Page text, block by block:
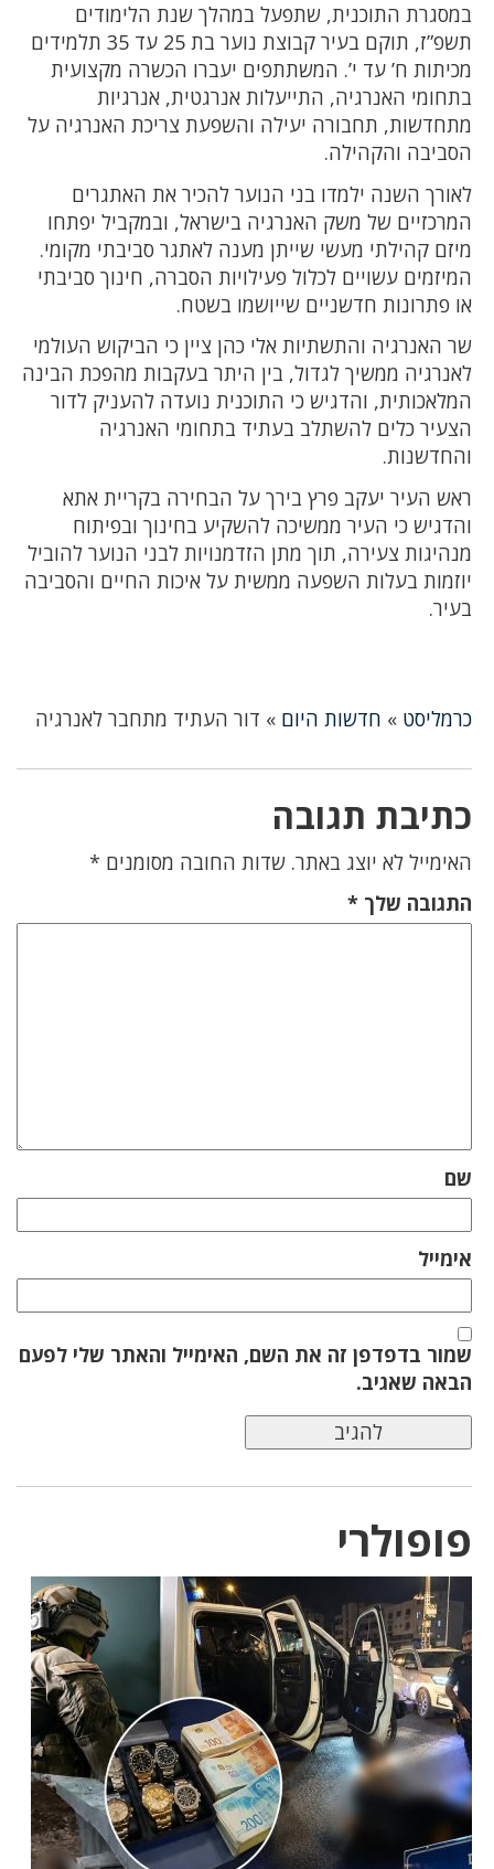
במסגרת התוכנית, שתפעל במהלך שנת הלימודים
תשפ”ז, תוקם בעיר קבוצת נוער בת 25 עד 35 תלמידים
מכיתות ח’ עד י’. המשתתפים יעברו הכשרה מקצועית
בתחומי האנרגיה, התייעלות אנרגטית, אנרגיות
מתחדשות, תחבורה יעילה והשפעת צריכת האנרגיה על
הסביבה והקהילה.
לאורך השנה ילמדו בני הנוער להכיר את האתגרים
המרכזיים של משק האנרגיה בישראל, ובמקביל יפתחו
מיזם קהילתי מעשי שייתן מענה לאתגר סביבתי מקומי.
המיזמים עשויים לכלול פעילויות הסברה, חינוך סביבתי
או פתרונות חדשניים שייושמו בשטח.
שר האנרגיה והתשתיות אלי כהן ציין כי הביקוש העולמי
לאנרגיה ממשיך לגדול, בין היתר בעקבות מהפכת הבינה
המלאכותית, והדגיש כי התוכנית נועדה להעניק לדור
הצעיר כלים להשתלב בעתיד בתחומי האנרגיה
והחדשנות.
ראש העיר יעקב פרץ בירך על הבחירה בקריית אתא
והדגיש כי העיר ממשיכה להשקיע בחינוך ובפיתוח
מנהיגות צעירה, תוך מתן הזדמנויות לבני הנוער להוביל
יוזמות בעלות השפעה ממשית על איכות החיים והסביבה
בעיר.
כרמליסט » חדשות היום » דור העתיד מתחבר לאנרגיה
כתיבת תגובה
האימייל לא יוצג באתר. שדות החובה מסומנים *
התגובה שלך *
שם
אימייל
שמור בדפדפן זה את השם, האימייל והאתר שלי לפעם
הבאה שאגיב.
פופולרי